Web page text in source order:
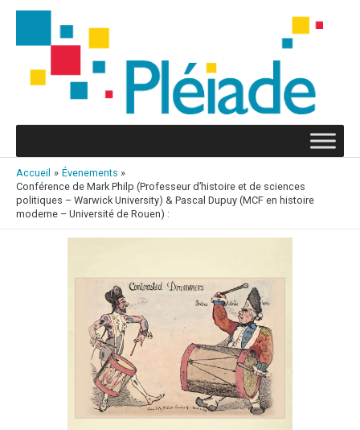
Aller
contenu
Accueil
Évenements
Conférence de Mark Philp (Professeur d’histoire et de sciences
politiques – Warwick University) & Pascal Dupuy (MCF en histoire
moderne – Université de Rouen) :